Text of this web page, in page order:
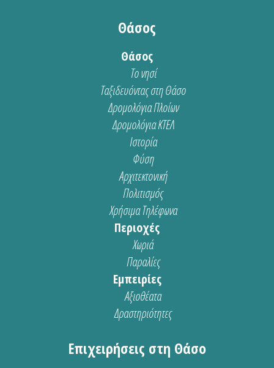
Θάσος
Θάσος
Το νησί
Ταξιδευόντας στη Θάσο
Δρομολόγια Πλοίων
Δρομολόγια ΚΤΕΛ
Ιστορία
Φύση
Αρχιτεκτονική
Πολιτισμός
Χρήσιμα Τηλέφωνα
Περιοχές
Χωριά
Παραλίες
Εμπειρίες
Αξιοθέατα
Δραστηριότητες
Επιχειρήσεις στη Θάσο